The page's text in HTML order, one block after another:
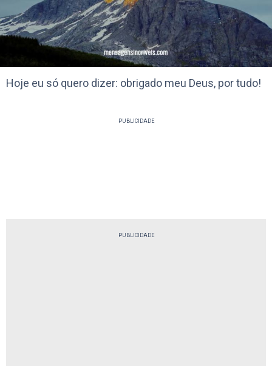
Hoje eu só quero dizer: obrigado meu Deus, por tudo!
PUBLICIDADE
PUBLICIDADE